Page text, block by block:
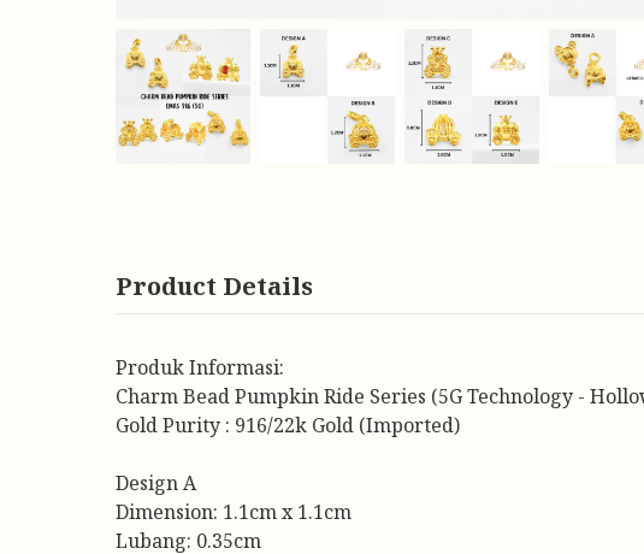
Product Details
Produk Informasi:
Charm Bead Pumpkin Ride Series (5G Technology -
Gold Purity : 916/22k Gold (Imported)
Design A
Dimension: 1.1cm x 1.1cm
Lubang: 0.35cm